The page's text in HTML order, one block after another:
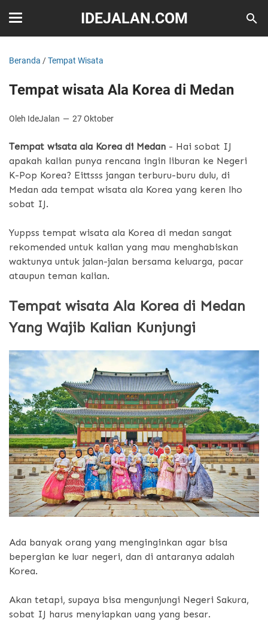
IDEJALAN.COM
Beranda /Tempat Wisata
Tempat wisata Ala Korea di Medan
Oleh IdeJalan 27 Oktober
Tempat wisata ala Korea di Medan - Hai sobat IJ
apakah kalian punya rencana ingin liburan ke Negeri
K-Pop Korea? Eittsss jangan terburu-buru dulu, di
Medan ada tempat wisata ala Korea yang keren lho
sobat IJ.
Yuppss tempat wisata ala Korea di medan sangat
rekomended untuk kalian yang mau menghabiskan
waktunya untuk jalan-jalan bersama keluarga, pacar
ataupun teman kalian.
Tempat wisata Ala Korea di Medan
Yang Wajib Kalian Kunjungi
Ada banyak orang yang menginginkan agar bisa
bepergian ke luar negeri, dan di antaranya adalah
Korea.
Akan tetapi, supaya bisa mengunjungi Negeri Sakura,
sobat IJ harus menyiapkan uang yang besar.